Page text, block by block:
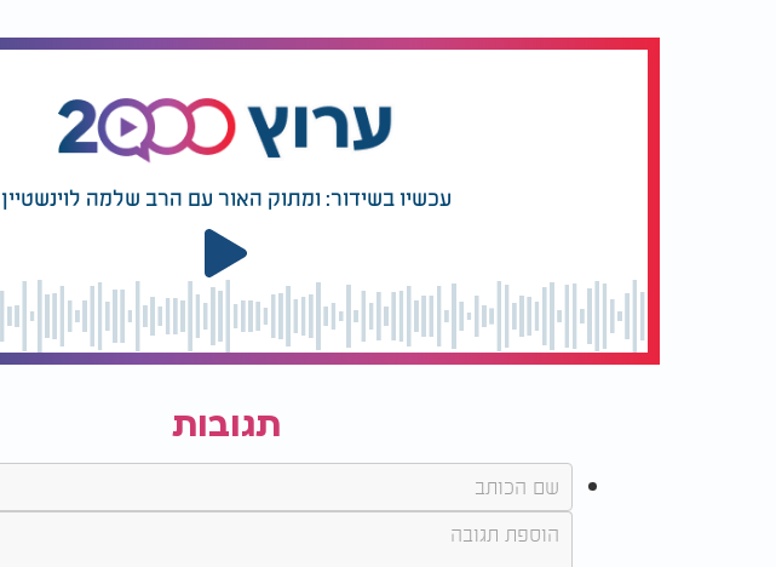
עכשיו בשידור: ומתוק האור עם הרב שלמה לוינשטיין
תגובות